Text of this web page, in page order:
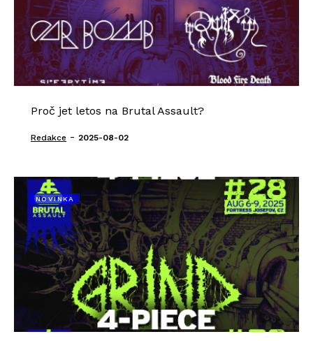
Proč jet letos na Brutal Assault?
Redakce - 2025-08-02
NOVINKA